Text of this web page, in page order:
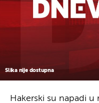
Slika nije dostupna
Hakerski su napadi u